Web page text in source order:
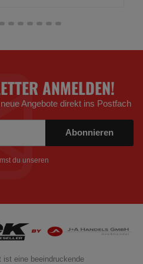
ANMELDEN!
Angebote direkt ins Postfach
Abonnieren
du unseren
eine beeindruckende